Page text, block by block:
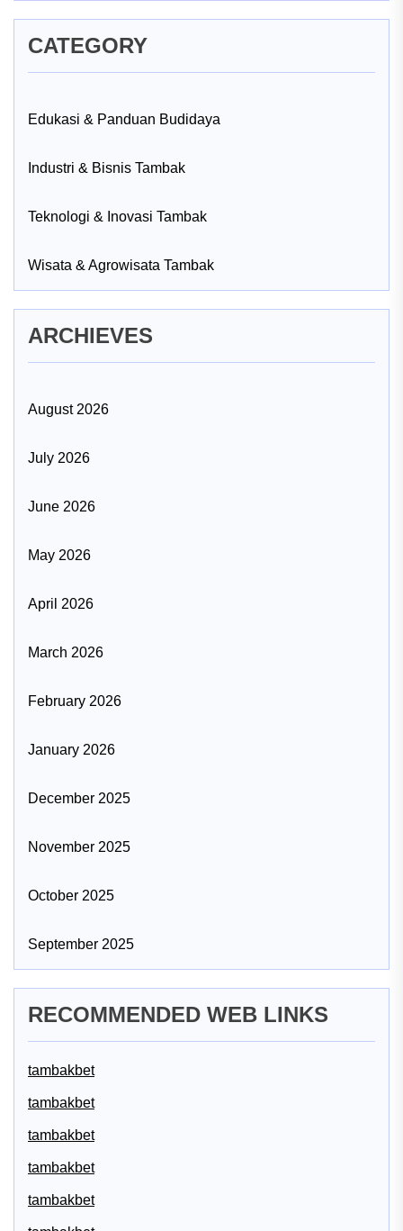
CATEGORY
Edukasi & Panduan Budidaya
Industri & Bisnis Tambak
Teknologi & Inovasi Tambak
Wisata & Agrowisata Tambak
ARCHIEVES
August 2026
July 2026
June 2026
May 2026
April 2026
March 2026
February 2026
January 2026
December 2025
November 2025
October 2025
September 2025
RECOMMENDED WEB LINKS
tambakbet
tambakbet
tambakbet
tambakbet
tambakbet